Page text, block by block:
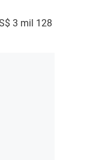
3 mil 128